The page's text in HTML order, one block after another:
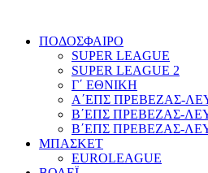
ΠΟΔΟΣΦΑΙΡΟ
SUPER LEAGUE
SUPER LEAGUE 2
Γ΄ ΕΘΝΙΚΗ
Α΄ΕΠΣ ΠΡΕΒΕΖΑΣ-
Β΄ΕΠΣ ΠΡΕΒΕΖΑΣ-
Β΄ΕΠΣ ΠΡΕΒΕΖΑΣ-
ΜΠΑΣΚΕΤ
EUROLEAGUE